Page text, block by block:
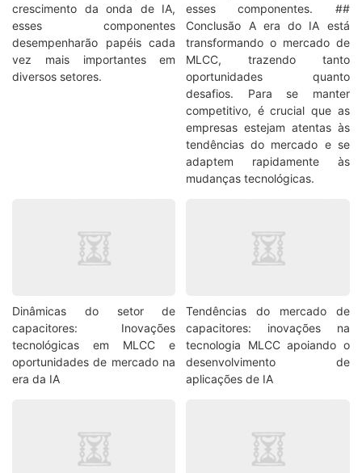
crescimento da onda de IA,
esses componentes
desempenharão papéis cada
vez mais importantes em
diversos setores.
esses componentes. ##
Conclusão A era do IA está
transformando o mercado de
MLCC, trazendo tanto
oportunidades quanto
desafios. Para se manter
competitivo, é crucial que as
empresas estejam atentas às
tendências do mercado e se
adaptem rapidamente às
mudanças tecnológicas.
Dinâmicas do setor de
capacitores: Inovações
tecnológicas em MLCC e
oportunidades de mercado na
era da IA
Tendências do mercado de
capacitores: inovações na
tecnologia MLCC apoiando o
desenvolvimento de
aplicações de IA